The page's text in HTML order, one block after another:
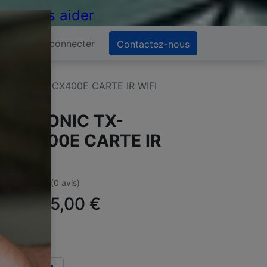
vous aider
Se connecter Contactez-nous
TX-48CX400E CARTE IR WIFI
TX-
CARTE IR
(0 avis)
:15,00 €